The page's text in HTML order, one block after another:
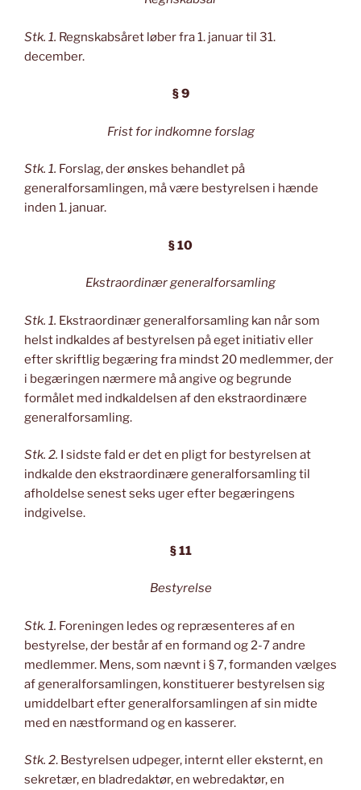
Stk. 1. Regnskabsåret løber fra 1. januar til 31.
december.
§ 9
Frist for indkomne forslag
Stk. 1. Forslag, der ønskes behandlet på
generalforsamlingen, må være bestyrelsen i hænde
inden 1. januar.
§ 10
Ekstraordinær generalforsamling
Stk. 1. Ekstraordinær generalforsamling kan når som
helst indkaldes af bestyrelsen på eget initiativ eller
efter skriftlig begæring fra mindst 20 medlemmer, der
i begæringen nærmere må angive og begrunde
formålet med indkaldelsen af den ekstraordinære
generalforsamling.
Stk. 2. I sidste fald er det en pligt for bestyrelsen at
indkalde den ekstraordinære generalforsamling til
afholdelse senest seks uger efter begæringens
indgivelse.
§ 11
Bestyrelse
Stk. 1. Foreningen ledes og repræsenteres af en
bestyrelse, der består af en formand og 2-7 andre
medlemmer. Mens, som nævnt i § 7, formanden vælges
af generalforsamlingen, konstituerer bestyrelsen sig
umiddelbart efter generalforsamlingen af sin midte
med en næstformand og en kasserer.
Stk. 2. Bestyrelsen udpeger, internt eller eksternt, en
sekretær, en bladredaktør, en webredaktør, en